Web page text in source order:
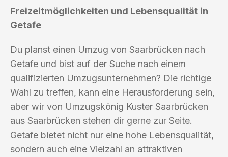
Freizeitmöglichkeiten und Lebensqualität in
Getafe
Du planst einen Umzug von Saarbrücken nach
Getafe und bist auf der Suche nach einem
qualifizierten Umzugsunternehmen? Die richtige
Wahl zu treffen, kann eine Herausforderung sein,
aber wir von Umzugskönig Kuster Saarbrücken
aus Saarbrücken stehen dir gerne zur Seite.
Getafe bietet nicht nur eine hohe Lebensqualität,
sondern auch eine Vielzahl an attraktiven